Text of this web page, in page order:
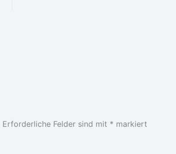
Erforderliche Felder sind mit * markiert